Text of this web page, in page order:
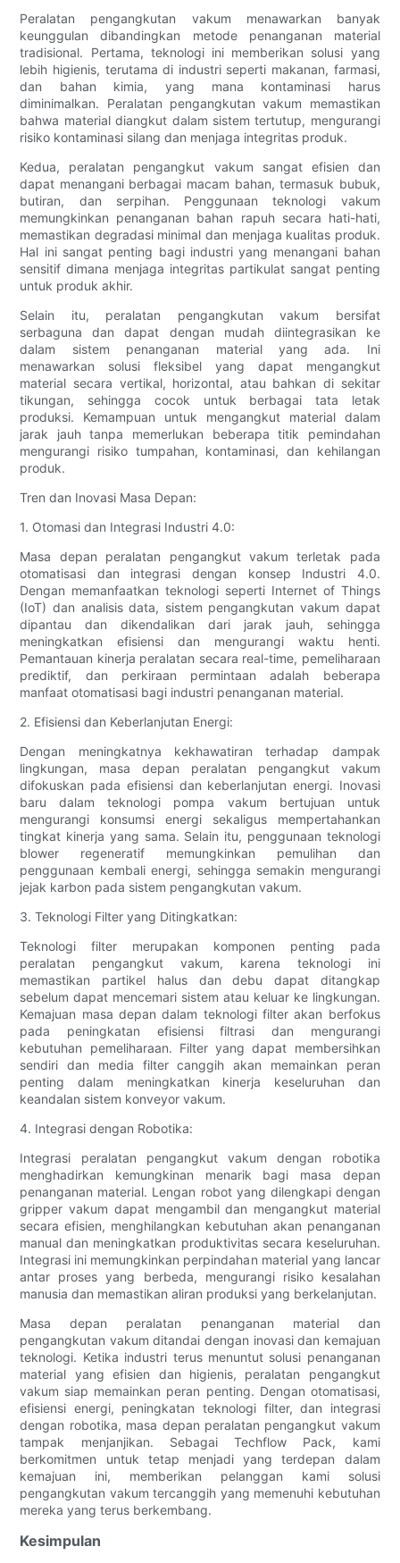
Peralatan pengangkutan vakum menawarkan banyak
keunggulan dibandingkan metode penanganan material
tradisional. Pertama, teknologi ini memberikan solusi yang
lebih higienis, terutama di industri seperti makanan, farmasi,
dan bahan kimia, yang mana kontaminasi harus
diminimalkan. Peralatan pengangkutan vakum memastikan
bahwa material diangkut dalam sistem tertutup, mengurangi
risiko kontaminasi silang dan menjaga integritas produk.
Kedua, peralatan pengangkut vakum sangat efisien dan
dapat menangani berbagai macam bahan, termasuk bubuk,
butiran, dan serpihan. Penggunaan teknologi vakum
memungkinkan penanganan bahan rapuh secara hati-hati,
memastikan degradasi minimal dan menjaga kualitas produk.
Hal ini sangat penting bagi industri yang menangani bahan
sensitif dimana menjaga integritas partikulat sangat penting
untuk produk akhir.
Selain itu, peralatan pengangkutan vakum bersifat
serbaguna dan dapat dengan mudah diintegrasikan ke
dalam sistem penanganan material yang ada. Ini
menawarkan solusi fleksibel yang dapat mengangkut
material secara vertikal, horizontal, atau bahkan di sekitar
tikungan, sehingga cocok untuk berbagai tata letak
produksi. Kemampuan untuk mengangkut material dalam
jarak jauh tanpa memerlukan beberapa titik pemindahan
mengurangi risiko tumpahan, kontaminasi, dan kehilangan
produk.
Tren dan Inovasi Masa Depan:
1. Otomasi dan Integrasi Industri 4.0:
Masa depan peralatan pengangkut vakum terletak pada
otomatisasi dan integrasi dengan konsep Industri 4.0.
Dengan memanfaatkan teknologi seperti Internet of Things
(IoT) dan analisis data, sistem pengangkutan vakum dapat
dipantau dan dikendalikan dari jarak jauh, sehingga
meningkatkan efisiensi dan mengurangi waktu henti.
Pemantauan kinerja peralatan secara real-time, pemeliharaan
prediktif, dan perkiraan permintaan adalah beberapa
manfaat otomatisasi bagi industri penanganan material.
2. Efisiensi dan Keberlanjutan Energi:
Dengan meningkatnya kekhawatiran terhadap dampak
lingkungan, masa depan peralatan pengangkut vakum
difokuskan pada efisiensi dan keberlanjutan energi. Inovasi
baru dalam teknologi pompa vakum bertujuan untuk
mengurangi konsumsi energi sekaligus mempertahankan
tingkat kinerja yang sama. Selain itu, penggunaan teknologi
blower regeneratif memungkinkan pemulihan dan
penggunaan kembali energi, sehingga semakin mengurangi
jejak karbon pada sistem pengangkutan vakum.
3. Teknologi Filter yang Ditingkatkan:
Teknologi filter merupakan komponen penting pada
peralatan pengangkut vakum, karena teknologi ini
memastikan partikel halus dan debu dapat ditangkap
sebelum dapat mencemari sistem atau keluar ke lingkungan.
Kemajuan masa depan dalam teknologi filter akan berfokus
pada peningkatan efisiensi filtrasi dan mengurangi
kebutuhan pemeliharaan. Filter yang dapat membersihkan
sendiri dan media filter canggih akan memainkan peran
penting dalam meningkatkan kinerja keseluruhan dan
keandalan sistem konveyor vakum.
4. Integrasi dengan Robotika:
Integrasi peralatan pengangkut vakum dengan robotika
menghadirkan kemungkinan menarik bagi masa depan
penanganan material. Lengan robot yang dilengkapi dengan
gripper vakum dapat mengambil dan mengangkut material
secara efisien, menghilangkan kebutuhan akan penanganan
manual dan meningkatkan produktivitas secara keseluruhan.
Integrasi ini memungkinkan perpindahan material yang lancar
antar proses yang berbeda, mengurangi risiko kesalahan
manusia dan memastikan aliran produksi yang berkelanjutan.
Masa depan peralatan penanganan material dan
pengangkutan vakum ditandai dengan inovasi dan kemajuan
teknologi. Ketika industri terus menuntut solusi penanganan
material yang efisien dan higienis, peralatan pengangkut
vakum siap memainkan peran penting. Dengan otomatisasi,
efisiensi energi, peningkatan teknologi filter, dan integrasi
dengan robotika, masa depan peralatan pengangkut vakum
tampak menjanjikan. Sebagai Techflow Pack, kami
berkomitmen untuk tetap menjadi yang terdepan dalam
kemajuan ini, memberikan pelanggan kami solusi
pengangkutan vakum tercanggih yang memenuhi kebutuhan
mereka yang terus berkembang.
Kesimpulan